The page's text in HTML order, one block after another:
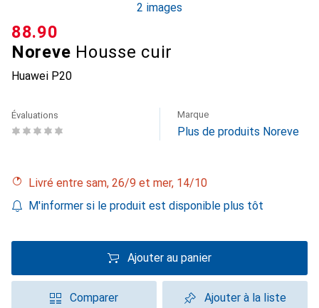
2 images
Noreve Housse cuir
Huawei P20
CHF
88.90
Évaluations Marque
Plus de produits Noreve
Livré entre sam, 26/9 et mer, 14/10
M'informer si le produit est disponible plus tôt
Ajouter au panier
Comparer Ajouter à la liste